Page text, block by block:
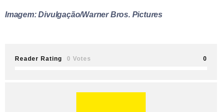
Imagem: Divulgação/Warner Bros. Pictures
Reader Rating 0 Votes 0